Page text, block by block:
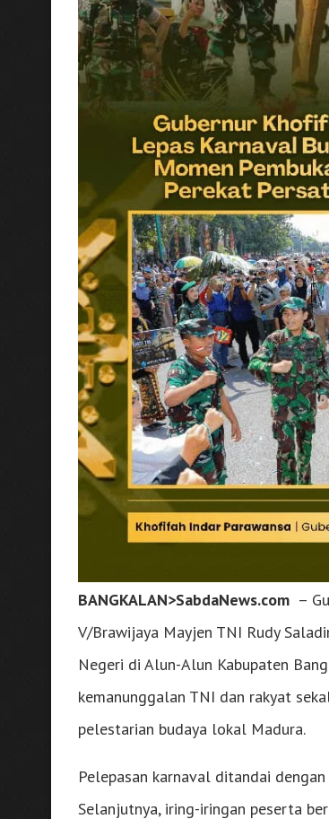
BANGKALAN>SabdaNews.com –
V/Brawijaya Mayjen TNI Rudy
Negeri di Alun-Alun Kabupaten
kemanunggalan TNI dan rakyat
pelestarian budaya lokal Madura.
Pelepasan karnaval ditandai
Selanjutnya, iring-iringan peserta